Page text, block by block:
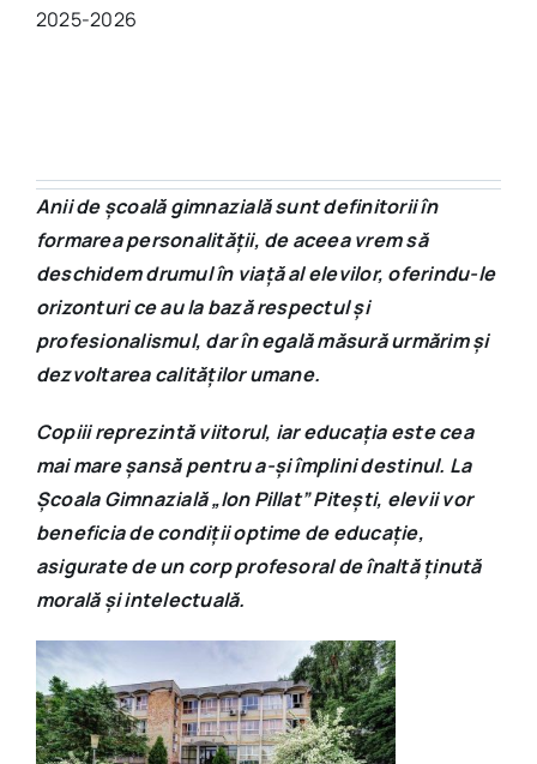
2025-2026
Anii de școală gimnazială sunt definitorii în
formarea personalității, de aceea vrem să
deschidem drumul în viață al elevilor, oferindu-le
orizonturi ce au la bază respectul și
profesionalismul, dar în egală măsură urmărim și
dezvoltarea calităților umane.
Copiii reprezintă viitorul, iar educația este cea
mai mare șansă pentru a-și împlini destinul. La
Școala Gimnazială „Ion Pillat” Pitești, elevii vor
beneficia de condiții optime de educație,
asigurate de un corp profesoral de înaltă ținută
morală și intelectuală.